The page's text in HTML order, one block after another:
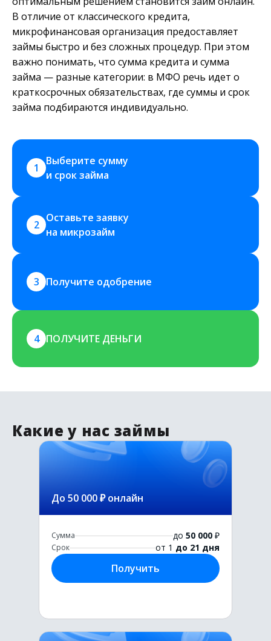
В отличие от классического кредита,
микрофинансовая организация предоставляет
займы быстро и без сложных процедур. При этом
важно понимать, что сумма кредита и сумма
займа — разные категории: в МФО речь идет о
краткосрочных обязательствах, где суммы и срок
займа подбираются индивидуально.
1
Выберите сумму
и срок займа
2
Оставьте заявку
на микрозайм
3 Получите одобрение
4 ПОЛУЧИТЕ ДЕНЬГИ
Какие у нас займы
До 50 000 ₽ онлайн
Сумма до 50 000 ₽
Срок от 1 до 21 дня
Получить